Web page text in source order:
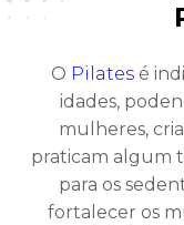
O Pilatesé
idades,
mulheres,
praticam algum
para os
fortalecer os